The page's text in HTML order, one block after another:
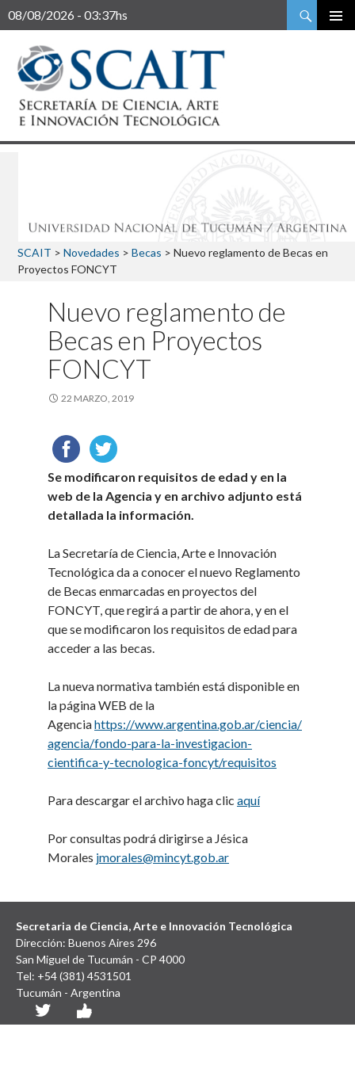
08/08/2026 - 03:37hs
Buscar
SCAIT > Novedades > Becas > Nuevo reglamento de Becas en
Proyectos FONCYT
Nuevo reglamento de
Becas en Proyectos
FONCYT
22 MARZO, 2019
Se modificaron requisitos de edad y en la
web de la Agencia y en archivo adjunto está
detallada la información.
La Secretaría de Ciencia, Arte e Innovación
Tecnológica da a conocer el nuevo Reglamento
de Becas enmarcadas en proyectos del
FONCYT, que regirá a partir de ahora, y en el
que se modificaron los requisitos de edad para
acceder a las becas.
La nueva normativa también está disponible en
la página WEB de la
Agenciahttps://www.argentina.gob.ar/ciencia/
agencia/fondo-para-la-investigacion-
cientifica-y-tecnologica-foncyt/requisitos
Para descargar el archivo haga clicaquí
Por consultas podrá dirigirse a Jésica
Morales jmorales@mincyt.gob.ar
Secretaria de Ciencia, Arte e Innovación Tecnológica
Dirección: Buenos Aires 296
San Miguel de Tucumán - CP 4000
Tel: +54 (381) 4531501
Tucumán - Argentina